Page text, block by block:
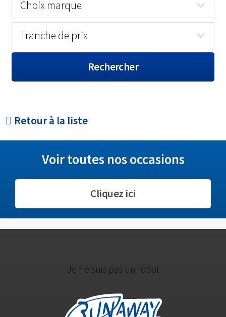
Retour à la liste
Voir toutes nos occasions
Cliquez ici
Je ne suis pas un robot